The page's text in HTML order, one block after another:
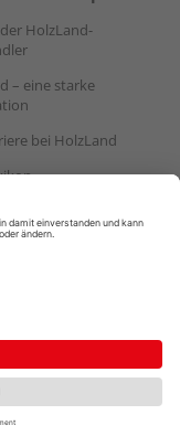
HolzLand-
– eine starke
bei HolzLand
Nutzungsbedingungen
Vertrag widerrufen